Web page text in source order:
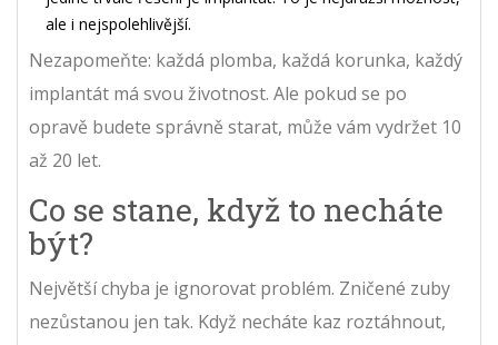
ale i nejspolehlivější.
Nezapomeňte: každá plomba, každá korunka, každý
implantát má svou životnost. Ale pokud se po
opravě budete správně starat, může vám vydržet 10
až 20 let.
Co se stane, když to necháte
být?
Největší chyba je ignorovat problém. Zničené zuby
nezůstanou jen tak. Když necháte kaz roztáhnout,